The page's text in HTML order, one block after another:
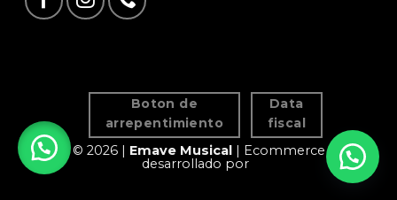
Boton de
arrepentimiento
Data
fiscal
© 2026 | Emave Musical
| Ecommerce
desarrollado por